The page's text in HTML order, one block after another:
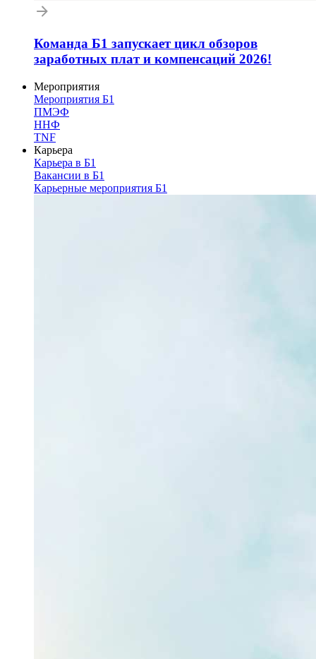
Команда Б1 запускает цикл обзоров
заработных плат и компенсаций 2026!
Мероприятия
Мероприятия Б1
ПМЭФ
ННФ
TNF
Карьера
Карьера в Б1
Вакансии в Б1
Карьерные мероприятия Б1